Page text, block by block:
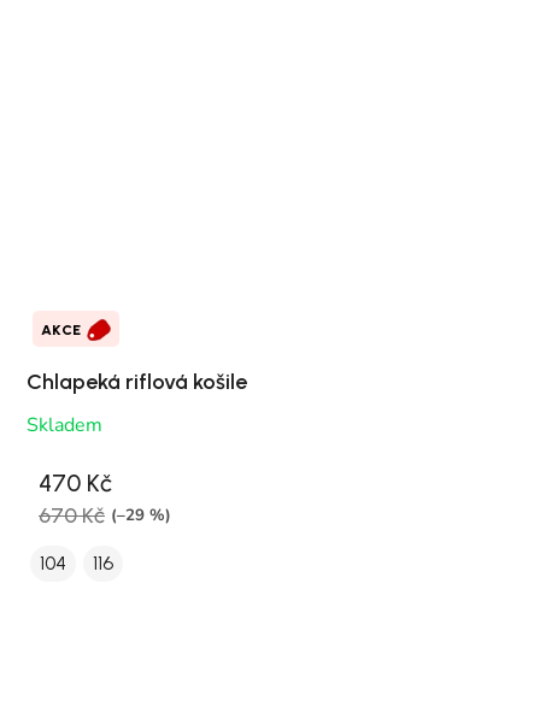
AKCE
Chlapeká riflová košile
Skladem
470 Kč
670 Kč (–29 %)
104 116